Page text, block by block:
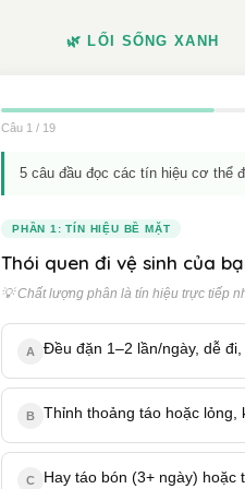
🌿 LỐI SỐNG XANH
Câu 1 / 19
5 câu đầu đọc các tín hiệu cơ thể
PHẦN 1: TÍN HIỆU BỀ MẶT
Thói quen đi vệ sinh của
💡 Chất lượng phân là tín hiệu trực tiếp
A Đều đặn 1–2 lần/ngày, dễ
B Thỉnh thoảng táo hoặc lỏng,
C Hay táo bón (3+ ngày) hoặc